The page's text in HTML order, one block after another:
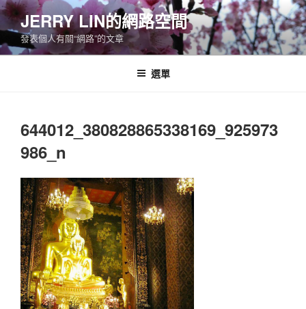
跳
至
主
要
JERRY LIN的網路空間
發表個人有關“網路”的文章
選單
644012_380828865338169_925973
986_n